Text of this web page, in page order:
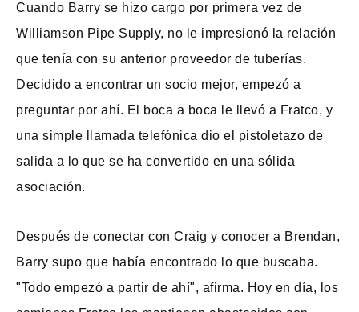
Cuando Barry se hizo cargo por primera vez de
Williamson Pipe Supply, no le impresionó la relación
que tenía con su anterior proveedor de tuberías.
Decidido a encontrar un socio mejor, empezó a
preguntar por ahí. El boca a boca le llevó a Fratco, y
una simple llamada telefónica dio el pistoletazo de
salida a lo que se ha convertido en una sólida
asociación.
Después de conectar con Craig y conocer a Brendan,
Barry supo que había encontrado lo que buscaba.
"Todo empezó a partir de ahí", afirma. Hoy en día, los